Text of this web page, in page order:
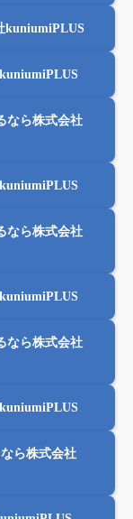
kuniumiPLUS
なら株式会社
なら株式会社
なら株式会社
ら株式会社